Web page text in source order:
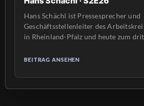
Hans Schächl ist Pressesprecher und
Geschäftsstellenleiter des
in Rheinland-Pfalz und heute zum
Daniel Spohn. In der letzten Folge
störenden Eingriffen des Menschen
Aktivitäten seines eigenen Teams
BEITRAG ANSEHEN